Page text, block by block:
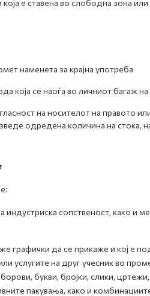
е ставена во слободна зона
наменета за крајна употреба
која се наоѓа во личниот багаж
на носителот на правото
одредена количина на стока,
индустриска сопственост, како и
графички да се прикаже и кој е
услугите на друг учесник во
букви, бројки, слики,
пакувања, како и